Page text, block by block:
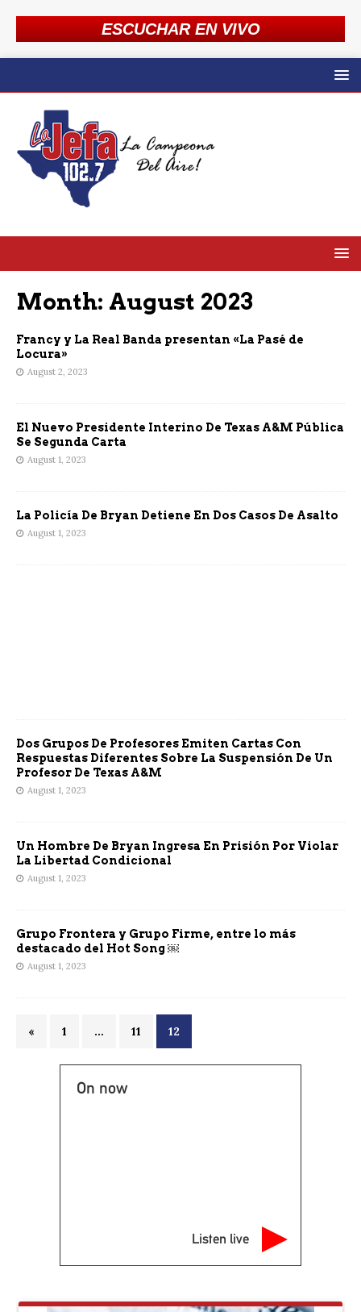
ESCUCHAR EN VIVO
Month: August 2023
Francy y La Real Banda presentan «La Pasé de
Locura»
August 2, 2023
El Nuevo Presidente Interino De Texas A&M Pública
Se Segunda Carta
August 1, 2023
La Policía De Bryan Detiene En Dos Casos De Asalto
August 1, 2023
Dos Grupos De Profesores Emiten Cartas Con
Respuestas Diferentes Sobre La Suspensión De Un
Profesor De Texas A&M
August 1, 2023
Un Hombre De Bryan Ingresa En Prisión Por Violar
La Libertad Condicional
August 1, 2023
Grupo Frontera y Grupo Firme, entre lo más
destacado del Hot Song ￼
August 1, 2023
« 1 … 11 12
On now
Listen live